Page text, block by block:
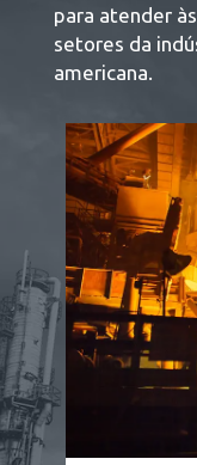
para atender
setores da
americana.